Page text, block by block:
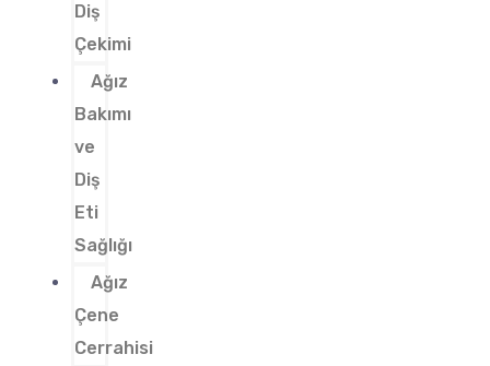
Diş
Çekimi
Ağız
Bakımı
ve
Diş
Eti
Sağlığı
Ağız
Çene
Cerrahisi